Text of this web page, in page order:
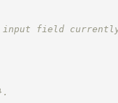
field currently
.